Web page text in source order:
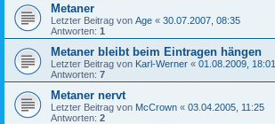
Metaner
Letzter Beitrag von Age « 30.07.2007, 08:35
Antworten: 1
Metaner bleibt beim Eintragen hängen
Letzter Beitrag von Karl-Werner « 01.08.2009, 18:01
Antworten: 7
Metaner nervt
Letzter Beitrag von McCrown « 03.04.2005, 11:25
Antworten: 2